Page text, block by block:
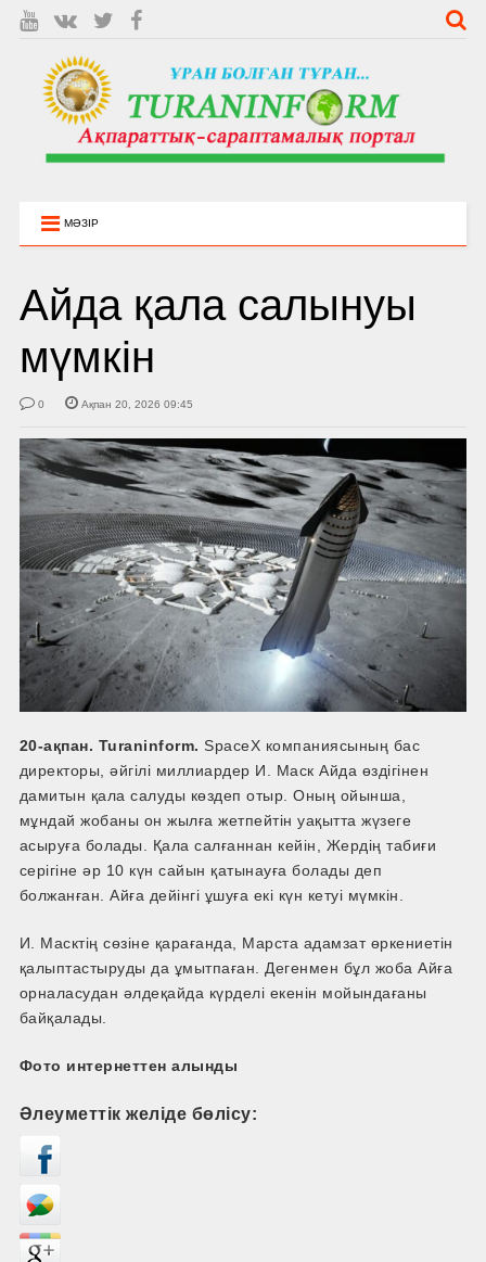
МӘЗІР
Айда қала салынуы
мүмкін
0 Ақпан 20, 2026 09:45
20-ақпан. Turaninform. SpaceX компаниясының бас
директоры, әйгілі миллиардер И. Маск Айда өздігінен
дамитын қала салуды көздеп отыр. Оның ойынша,
мұндай жобаны он жылға жетпейтін уақытта жүзеге
асыруға болады. Қала салғаннан кейін, Жердің табиғи
серігіне әр 10 күн сайын қатынауға болады деп
болжанған. Айға дейінгі ұшуға екі күн кетуі мүмкін.
И. Масктің сөзіне қарағанда, Марста адамзат өркениетін
қалыптастыруды да ұмытпаған. Дегенмен бұл жоба Айға
орналасудан әлдеқайда күрделі екенін мойындағаны
байқалады.
Фото интернеттен алынды
Әлеуметтік желіде бөлісу: